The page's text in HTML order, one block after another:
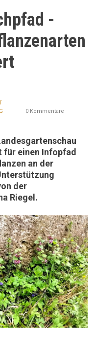
-
0 Kommentare
für einen Infopfad
an der
der
Riegel.